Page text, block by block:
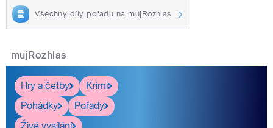
Všechny díly pořadu na mujRozhlas
mujRozhlas
Hry a četby
Krimi
Pohádky
Pořady